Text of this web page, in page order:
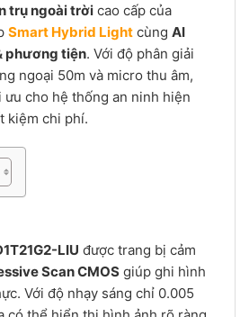
trụ ngoài trời cao cấp của
Smart Hybrid Light cùng AI
phương tiện. Với độ phân giải
ngoại 50m và micro thu âm,
ưu cho hệ thống an ninh hiện
kiệm chi phí.
LIU được trang bị cảm
Scan CMOS giúp ghi hình
Với độ nhạy sáng chỉ 0.005